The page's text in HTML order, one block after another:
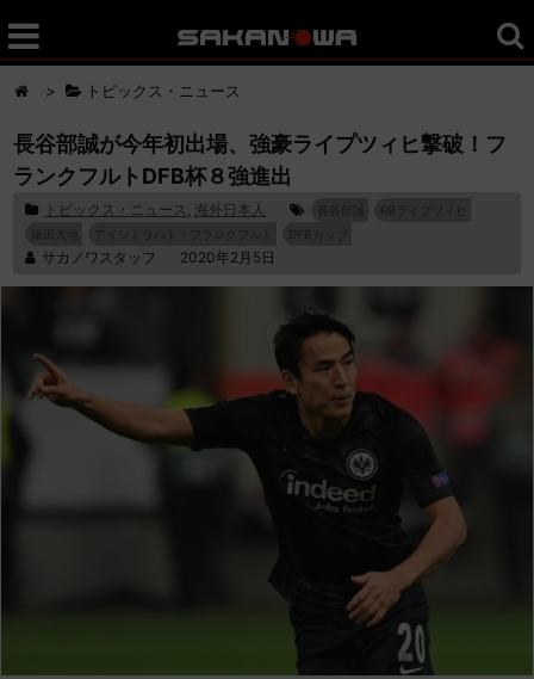
> トピックス・ニュース
長谷部誠が今年初出場、強豪ライプツィヒ撃破！フ
ランクフルトDFB杯８強進出
トピックス・ニュース , 海外日本人
サカノワスタッフ 2020年2月5日